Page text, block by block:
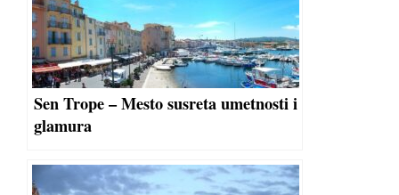
Sen Trope – Mesto susreta umetnosti i
glamura